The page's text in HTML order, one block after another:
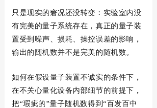
只是现实的窘况还没转变：实验室内没
有完美的量子系统存在，真正的量子装
置受到噪声、损耗、操控误差的影响，
输出的随机数并不是完美的随机数。
如何在假设量子装置不诚实的条件下，
在不关心量化设备内部细节的前提下，
把“瑕疵的”量子随机数得到“百发百中